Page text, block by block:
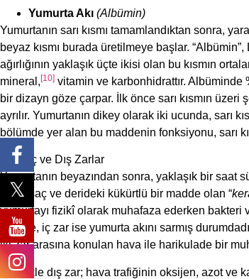
Yumurta Akı (Albümin)
Yumurtanın sarı kısmı tamamlandıktan sonra,
beyaz kısmı burada üretilmeye başlar.
ağırlığının yaklaşık üçte ikisi olan bu kısmın
mineral, [10] vitamin ve karbonhidrattır. Albüminde
bir dizayn göze çarpar. İlk önce sarı kısmın
ayrılır. Yumurtanın dikey olarak iki ucunda, sarı
bölümde yer alan bu maddenin fonksiyonu, sarı
İç ve Dış Zarlar
Yumurtanın beyazından sonra, yaklaşık bir saat
kısmı saç ve derideki kükürtlü bir madde olan “
yumurtayı fizikî olarak muhafaza ederken bakteri
şekilde, iç zar ise yumurta akını sarmış
iki zar arasına konulan hava ile harikulade bir
Özellikle dış zar; hava trafiğinin oksijen, azot ve